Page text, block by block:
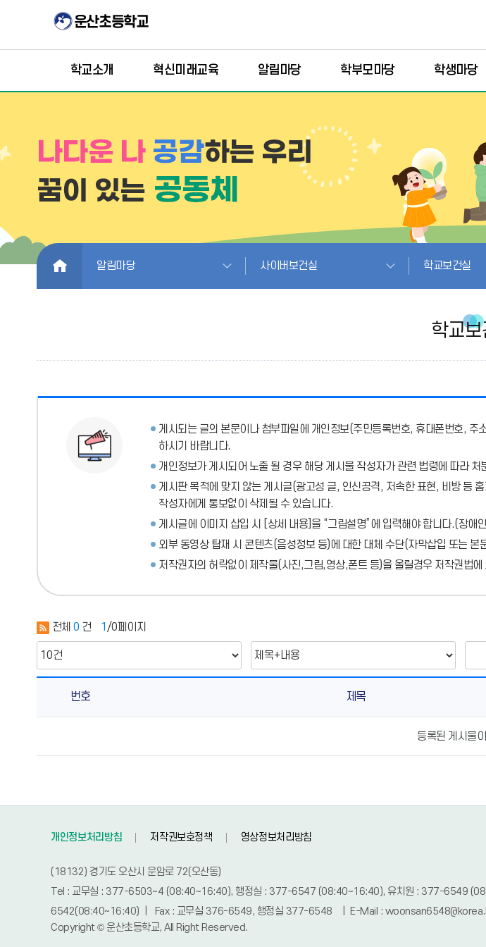
학교소개 혁신미래교육 알림마당 학부모마당 학생마당
HOME 알림마당 사이버보건실 학교보건실
학교보
게시되는 글의 본문이나 첨부파일에 개인정보(주민등록번호, 휴대폰번호, 주
하시기 바랍니다.
개인정보가 게시되어 노출 될 경우 해당 게시물 작성자가 관련 법령에 따라 처
게시판 목적에 맞지 않는 게시글(광고성 글, 인신공격, 저속한 표현, 비방 등
작성자에게 통보없이 삭제될 수 있습니다.
게시글에 이미지 삽입 시 [상세 내용]을 “그림설명”에 입력해야 합니다.(장애
외부 동영상 탑재 시 콘텐츠(음성정보 등)에 대한 대체 수단(자막삽입 또는 본
저작권자의 허락없이 제작물(사진,그림,영상,폰트 등)을 올릴경우 저작권법
전체 0 건 1 /0페이지
보
번호 제목
등록된 게시물
개인정보처리방침 저작권보호정책 영상정보처리방침
(18132) 경기도 오산시 운암로 72(오산동)
Tel : 교무실 : 377-6503~4 (08:40~16:40), 행정실 : 377-6547 (08:40~16:40), 유치원 : 377-6549
6542(08:40~16:40) | Fax : 교무실 376-6549, 행정실 377-6548 | E-Mail :
Copyright © 운산초등학교, All Right Reserved.